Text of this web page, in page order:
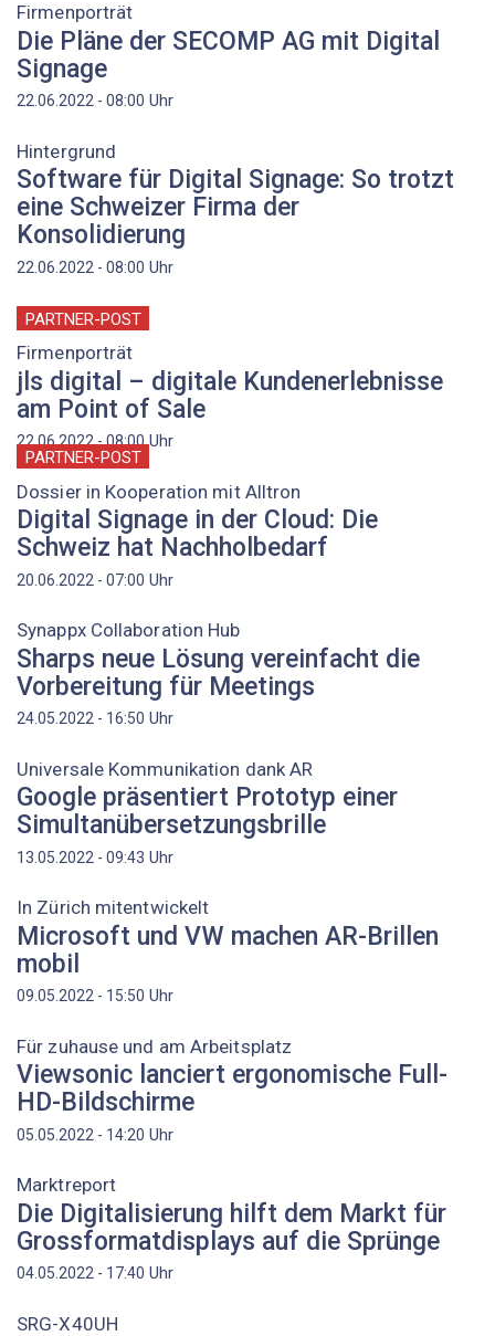
Firmenporträt
Die Pläne der SECOMP AG mit Digital
Signage
22.06.2022 - 08:00 Uhr
Hintergrund
Software für Digital Signage: So trotzt
eine Schweizer Firma der
Konsolidierung
22.06.2022 - 08:00 Uhr
PARTNER-POST
Firmenporträt
jls digital – digitale Kundenerlebnisse
am Point of Sale
22.06.2022 - 08:00Uhr
PARTNER-POST
Dossier in Kooperation mit Alltron
Digital Signage in der Cloud: Die
Schweiz hat Nachholbedarf
20.06.2022 - 07:00 Uhr
Synappx Collaboration Hub
Sharps neue Lösung vereinfacht die
Vorbereitung für Meetings
24.05.2022 - 16:50 Uhr
Universale Kommunikation dank AR
Google präsentiert Prototyp einer
Simultanübersetzungsbrille
13.05.2022 - 09:43 Uhr
In Zürich mitentwickelt
Microsoft und VW machen AR-Brillen
mobil
09.05.2022 - 15:50 Uhr
Für zuhause und am Arbeitsplatz
Viewsonic lanciert ergonomische Full-
HD-Bildschirme
05.05.2022 - 14:20 Uhr
Marktreport
Die Digitalisierung hilft dem Markt für
Grossformatdisplays auf die Sprünge
04.05.2022 - 17:40 Uhr
SRG-X40UH